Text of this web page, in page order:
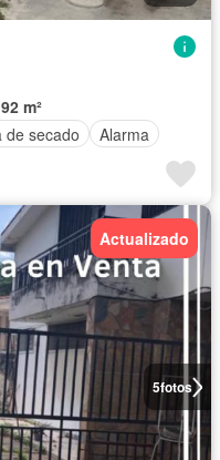
92 m²
de secado Alarma
5fotos
Actualizado